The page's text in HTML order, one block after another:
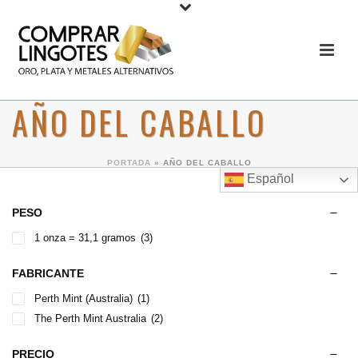
AÑO DEL CABALLO
PORTADA » AÑO DEL CABALLO
Español
PESO
1 onza = 31,1 gramos (3)
FABRICANTE
Perth Mint (Australia) (1)
The Perth Mint Australia (2)
PRECIO